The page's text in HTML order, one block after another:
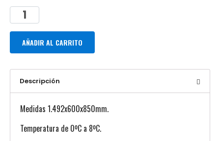
AÑADIR AL CARRITO
Descripción
Medidas 1.492x600x850mm.
Temperatura de 0ºC a 8ºC.